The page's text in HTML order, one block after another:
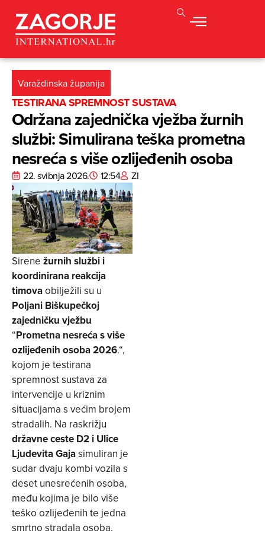
Varaždinska županija
TESTIRANA SPREMNOST SUSTAVA
Održana zajednička vježba žurnih
službi: Simulirana teška prometna
nesreća s više ozlijeđenih osoba
22. svibnja 2026. 12:54 ZI
Sirene žurnih službi i
koordinirana reakcija
timovaobilježili su u
Poljani Biškupečkoj
zajedničku vježbu
“Prometna nesreća s više
ozlijeđenih osoba 2026.“,
kojom je testirana
spremnost sustava za
intervencije u kriznim
situacijama s većim brojem
stradalih. Na raskrižju
državne ceste D2 i Ulice
Ljudevita Gajasimuliran je
sudar dvaju kombi vozila s
deset unesrećenih osoba,
među kojima je bilo više
teško ozlijeđenih te jedna
smrtno stradala osoba.